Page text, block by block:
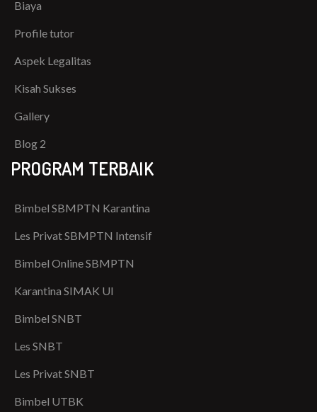
Biaya
Profile tutor
Aspek Legalitas
Kisah Sukses
Gallery
Blog 2
PROGRAM TERBAIK
Bimbel SBMPTN Karantina
Les Privat SBMPTN Intensif
Bimbel Online SBMPTN
Karantina SIMAK UI
Bimbel SNBT
Les SNBT
Les Privat SNBT
Bimbel UTBK